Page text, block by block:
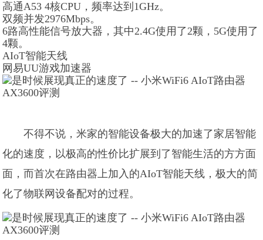
高通A53 4核CPU，频率达到1GHz。
双频并发2976Mbps。
6路高性能信号放大器，其中2.4G使用了2颗，5G使用了
4颗。
AIoT智能天线
网易UU游戏加速器
不得不说，米家的智能设备极大的加速了家居智能
化的速度，以极高的性价比扩展到了智能生活的方方面
面，而首次在路由器上加入的AIoT智能天线，极大的简
化了物联网设备配对的过程。